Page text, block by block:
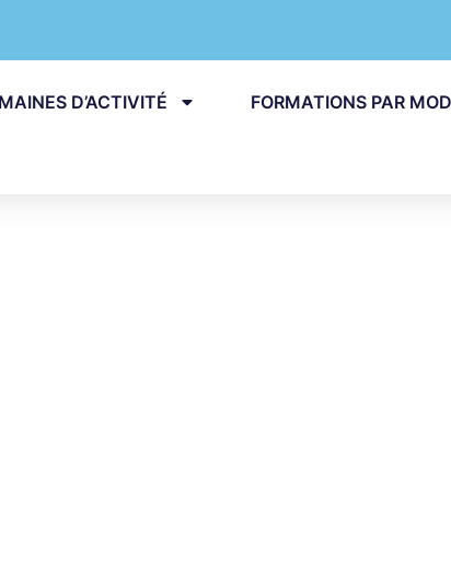
D’ACTIVITÉ FORMATIONS PAR